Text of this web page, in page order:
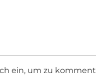
ein, um zu